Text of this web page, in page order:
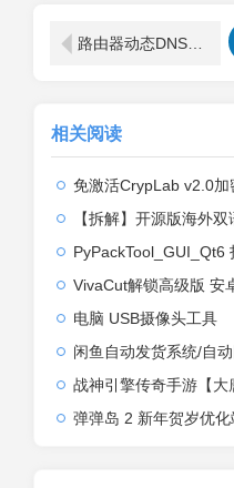
路由器动态DNS设置方法
相关阅读
免激活CrypLab v2.0加密货币交易
【拆解】开源版海外
PyPackTool_GUI_Qt6
VivaCut解锁高级版 安卓手
电脑 USB摄像头工具
闲鱼自动发货系统/自
战神引擎传奇手游【大唐冰雪完整版裤衩7.0免授权】
弹弹岛 2 新年贺岁优化端 Q 萌弹射手游 一